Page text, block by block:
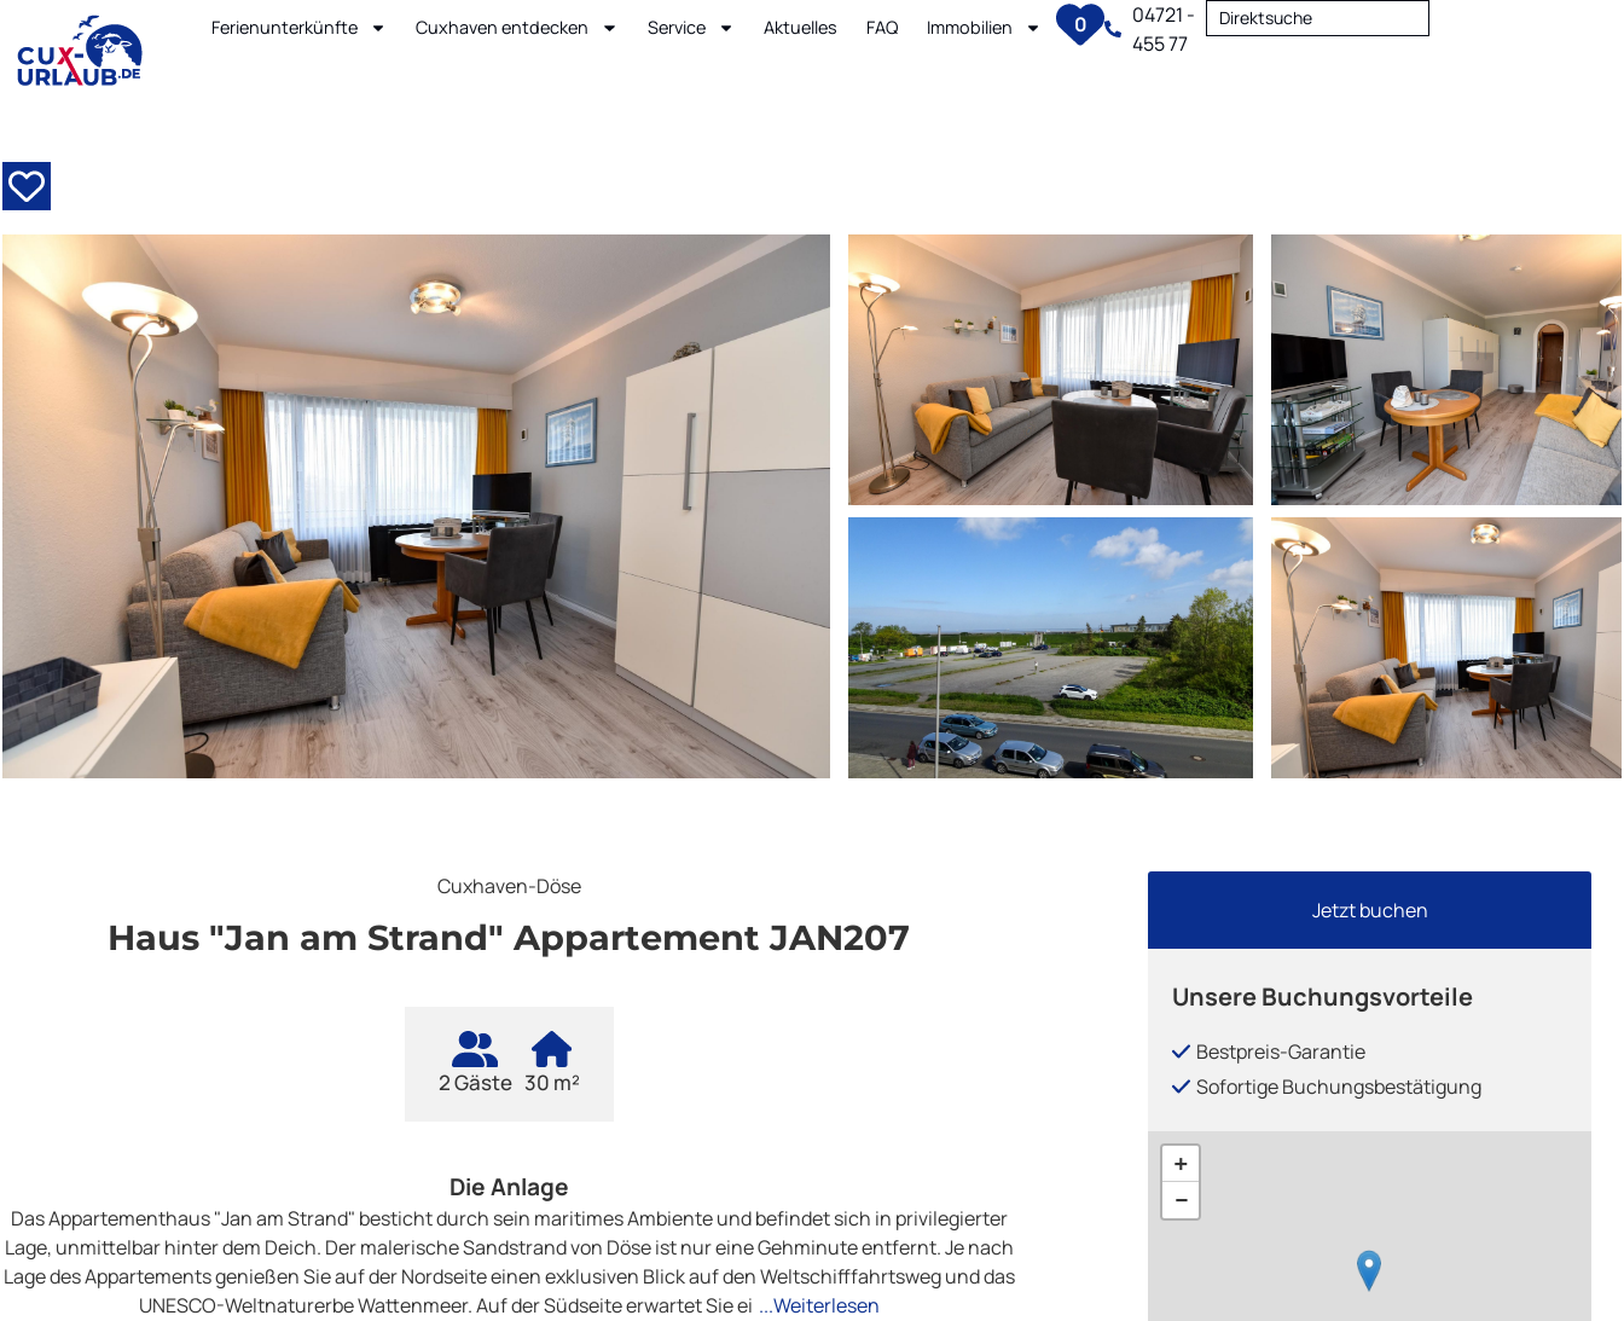
Ferienunterkünfte Cuxhaven entdecken Service Aktuelles FAQ Immobilien 0
04721 -
455 77
Direktsuche
Cuxhaven-Döse
Haus "Jan am Strand" Appartement JAN207
2 Gäste 30 m²
Die Anlage
Das Appartementhaus "Jan am Strand" besticht durch sein maritimes Ambiente und befindet sich in privilegierter
Lage, unmittelbar hinter dem Deich. Der malerische Sandstrand von Döse ist nur eine Gehminute entfernt. Je nach
Lage des Appartements genießen Sie auf der Nordseite einen exklusiven Blick auf den Weltschifffahrtsweg und das
UNESCO-Weltnaturerbe Wattenmeer. Auf der Südseite erwartet Sie ei ...Weiterlesen
Jetzt buchen
Unsere Buchungsvorteile
Bestpreis-Garantie
Sofortige Buchungsbestätigung
+
−